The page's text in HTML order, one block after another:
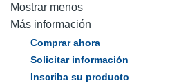
Mostrar menos
Más información
Comprar ahora
Solicitar información
Inscriba su producto